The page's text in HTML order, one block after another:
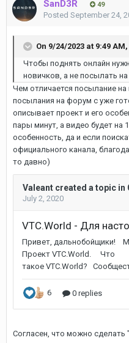
SanD3R 49
Posted September 24,
On 9/24/2023 at 9:49 AM,
Чтобы поднять онлайн
новичков, а не посылать
Чем отличается посылание на
посылания на форум с уже
описывает проект и его
пары минут, а видео будет на
особенность, да и если
официального канала,
то давно)
Согласен, что можно сделать